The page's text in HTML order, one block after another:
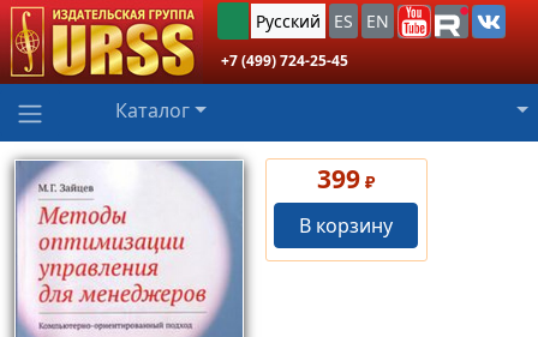
Русский ES EN
+7 (499) 724-25-45
Каталог
399 ₽
В корзину